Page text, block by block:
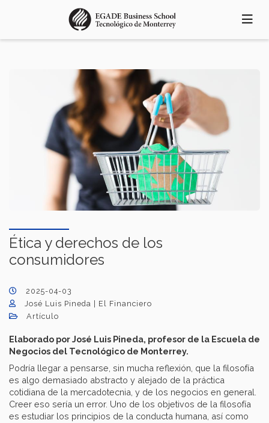
principal
Ética y derechos de los
consumidores
2025-04-03
José Luis Pineda | El Financiero
Artículo
Elaborado por José Luis Pineda, profesor de la Escuela de
Negocios del Tecnológico de Monterrey.
Podría llegar a pensarse, sin mucha reflexión, que la filosofía
es algo demasiado abstracto y alejado de la práctica
cotidiana de la mercadotecnia, y de los negocios en general.
Creer eso sería un error. Uno de los objetivos de la filosofía
es estudiar los principios de la conducta humana, así como